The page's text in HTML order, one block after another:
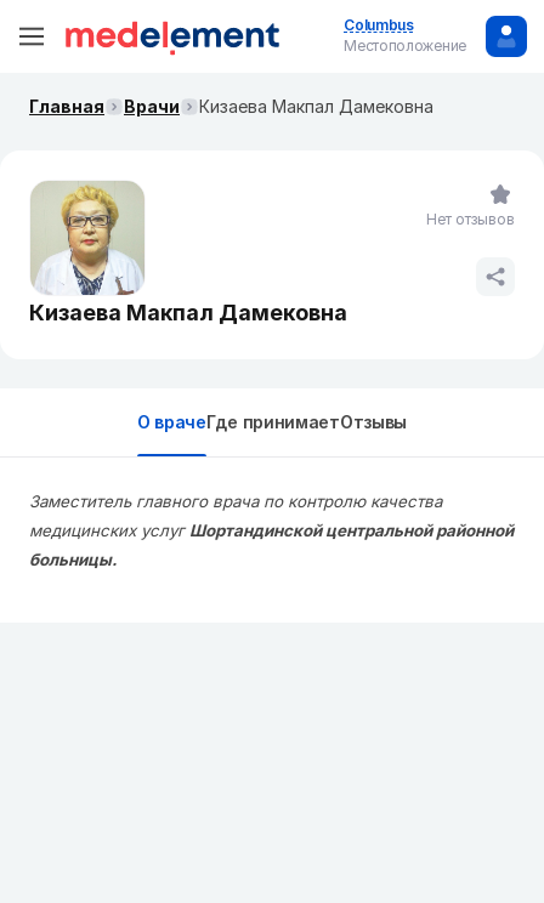
Columbus
Местоположение
Главная Врачи Кизаева Макпал Дамековна
Кизаева Макпал Дамековна
Нет отзывов
О врачеГде принимаетОтзывы
Заместитель главного врача по контролю качества
медицинских услугШортандинской центральной районной
больницы.